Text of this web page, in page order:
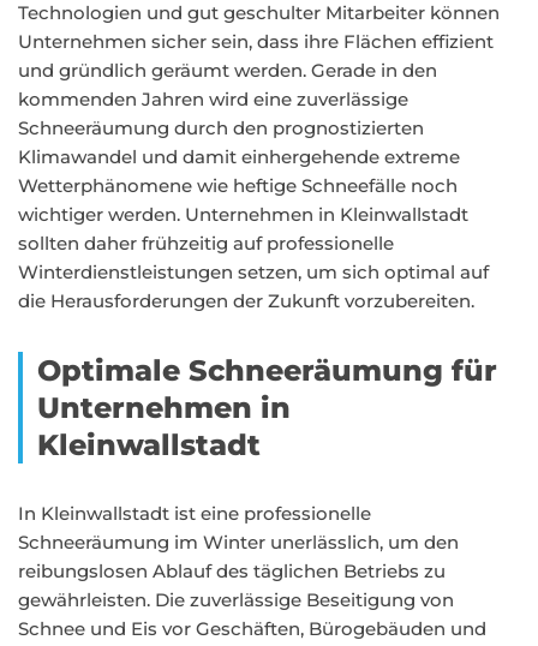
Technologien und gut geschulter Mitarbeiter können
Unternehmen sicher sein, dass ihre Flächen effizient
und gründlich geräumt werden. Gerade in den
kommenden Jahren wird eine zuverlässige
Schneeräumung durch den prognostizierten
Klimawandel und damit einhergehende extreme
Wetterphänomene wie heftige Schneefälle noch
wichtiger werden. Unternehmen in Kleinwallstadt
sollten daher frühzeitig auf professionelle
Winterdienstleistungen setzen, um sich optimal auf
die Herausforderungen der Zukunft vorzubereiten.
Optimale Schneeräumung für
Unternehmen in
Kleinwallstadt
In Kleinwallstadt ist eine professionelle
Schneeräumung im Winter unerlässlich, um den
reibungslosen Ablauf des täglichen Betriebs zu
gewährleisten. Die zuverlässige Beseitigung von
Schnee und Eis vor Geschäften, Bürogebäuden und